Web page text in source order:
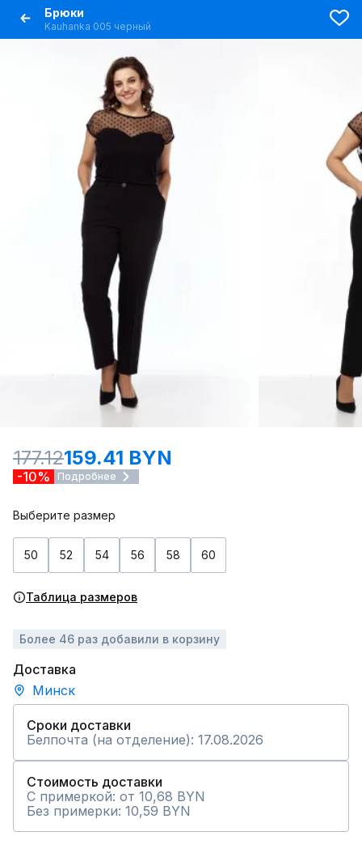
Брюки
Kauhanka 005 черный
177.12159.41 BYN
-10% Подробнее
Выберите размер
50 52 54 56 58 60
Таблица размеров
Более 46 раз добавили в корзину
Доставка
Минск
Сроки доставки
Белпочта (на отделение): 17.08.2026
Стоимость доставки
С примеркой: от 10,68 BYN
Без примерки: 10,59 BYN